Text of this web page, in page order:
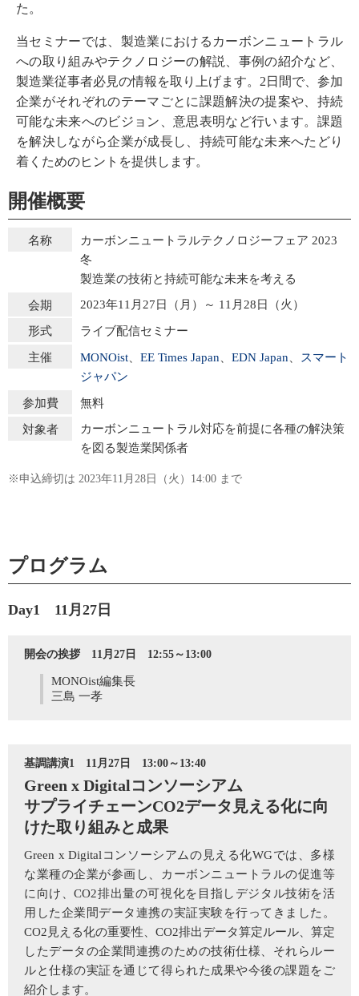
た。
当セミナーでは、製造業におけるカーボンニュートラル
への取り組みやテクノロジーの解説、事例の紹介など、
製造業従事者必見の情報を取り上げます。2日間で、参加
企業がそれぞれのテーマごとに課題解決の提案や、持続
可能な未来へのビジョン、意思表明など行います。課題
を解決しながら企業が成長し、持続可能な未来へたどり
着くためのヒントを提供します。
開催概要
名称
カーボンニュートラルテクノロジーフェア 2023
冬
製造業の技術と持続可能な未来を考える
会期 2023年11月27日（月）～ 11月28日（火）
形式 ライブ配信セミナー
主催 MONOist EE Times Japan EDN Japan
スマート
ジャパン
参加費 無料
対象者
カーボンニュートラル対応を前提に各種の解決策
を図る製造業関係者
※申込締切は 2023年11月28日（火）14:00 まで
プログラム
Day1 11月27日
開会の挨拶 11月27日 12:55～13:00
MONOist編集長
三島 一孝
基調講演1 11月27日 13:00～13:40
Green x Digitalコンソーシアム
サプライチェーンCO2データ見える化に向
けた取り組みと成果
Green x Digitalコンソーシアムの見える化WGでは、多様
な業種の企業が参画し、カーボンニュートラルの促進等
に向け、CO2排出量の可視化を目指しデジタル技術を活
用した企業間データ連携の実証実験を行ってきました。
CO2見える化の重要性、CO2排出データ算定ルール、算定
したデータの企業間連携のための技術仕様、それらルー
ルと仕様の実証を通じて得られた成果や今後の課題をご
紹介します。